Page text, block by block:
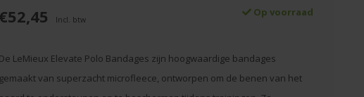
€52,45 Incl. btw
Op voorraad
De LeMieux Elevate Polo Bandages zijn hoogwaardige bandages
gemaakt van superzacht microfleece, ontworpen om de benen van het